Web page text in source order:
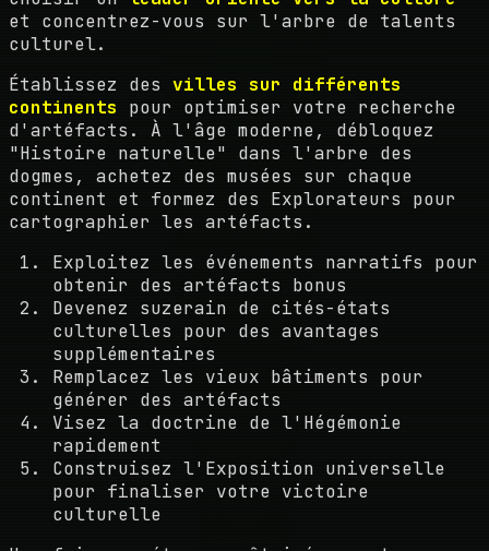
et concentrez-vous sur l'arbre de talents
culturel.
Établissez des villes sur différents
continents pour optimiser votre recherche
d'artéfacts. À l'âge moderne, débloquez
"Histoire naturelle" dans l'arbre des
dogmes, achetez des musées sur chaque
continent et formez des Explorateurs pour
cartographier les artéfacts.
Exploitez les événements narratifs pour
obtenir des artéfacts bonus
Devenez suzerain de cités-états
culturelles pour des avantages
supplémentaires
Remplacez les vieux bâtiments pour
générer des artéfacts
Visez la doctrine de l'Hégémonie
rapidement
Construisez l'Exposition universelle
pour finaliser votre victoire
culturelle